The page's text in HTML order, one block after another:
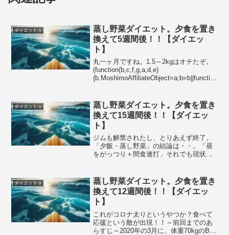
ダイエットゥ
蒸し野菜ダイエット。夕食を置き
換えて5週間後！！【ダイエッ
ト】
丸一ヶ月ですね。1.5～2kgはオチたぞ。
(function(b,c,f,g,a,d,e)
{b.MoshimoAffiliateObject=a;b=b||function
ダイエットゥ
蒸し野菜ダイエット。夕食を置き
換えて15週間後！！【ダイエッ
ト】
ジムも解禁されたし、とりあえず終了。
「夕飯・蒸し野菜」の結論は・・。「昼
をがっつり＋間食連打」それでも現状維
{b.MoshimoAffiliateObject=a...
ダイエットゥ
蒸し野菜ダイエット。夕食を置き
換えて12週間後！！【ダイエッ
ト】
これがコロナ太りというやつか？食べて
応援という敵が出現！！～前回までのあ
らすじ～2020年の3月に、体重70kgのBMI